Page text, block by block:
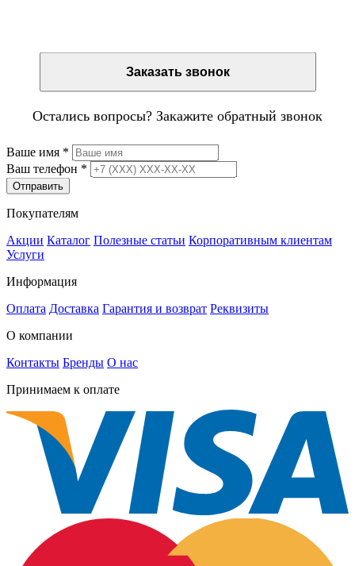
Заказать звонок
Остались вопросы? Закажите обратный звонок
Ваше имя *
Ваш телефон *
Отправить
Покупателям
Акции Каталог Полезные статьи Корпоративным клиентам
Услуги
Информация
Оплата Доставка Гарантия и возврат Реквизиты
О компании
Контакты Бренды О нас
Принимаем к оплате